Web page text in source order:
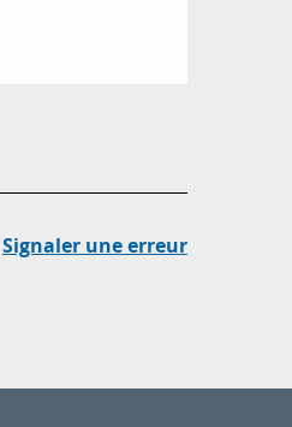
Signaler une erreur